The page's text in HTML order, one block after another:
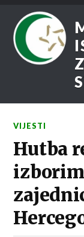
VIJESTI
Hutba